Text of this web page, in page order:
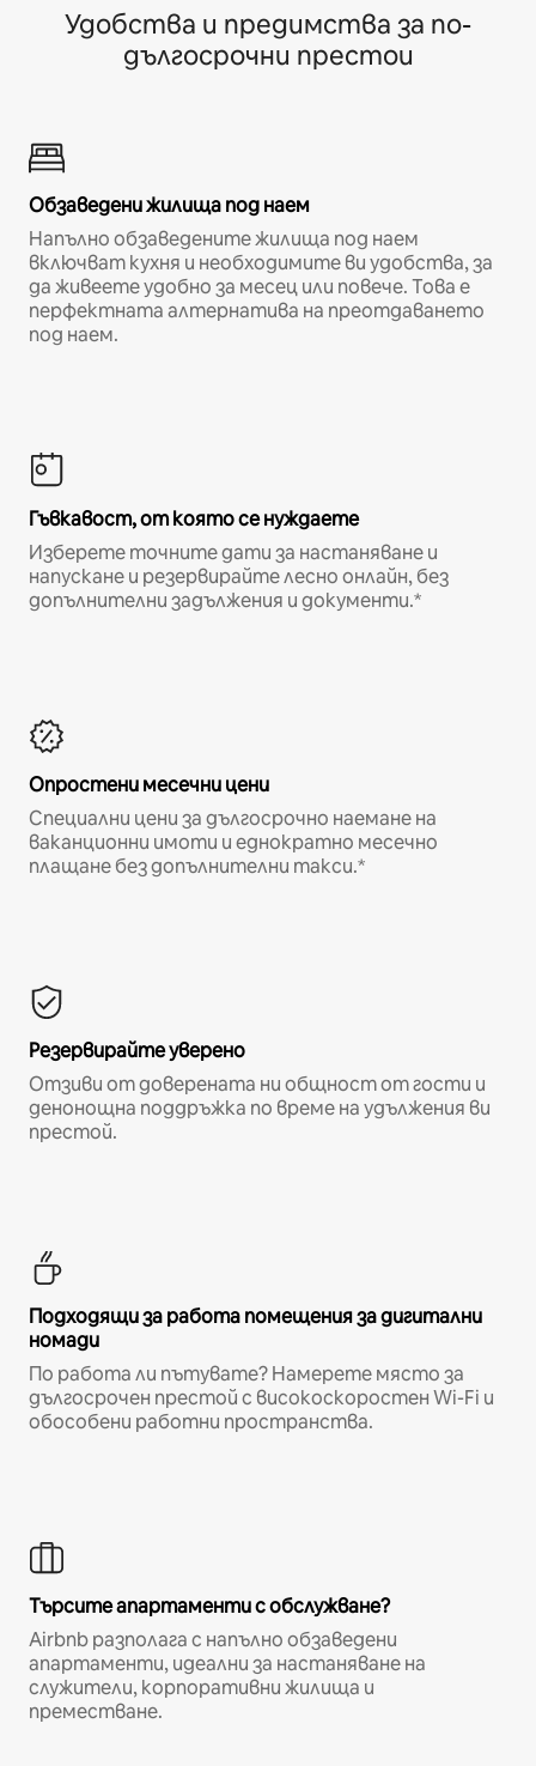
Удобства и предимства за по-
дългосрочни престои
Обзаведени жилища под наем
Напълно обзаведените жилища под наем
включват кухня и необходимите ви удобства, за
да живеете удобно за месец или повече. Това е
перфектната алтернатива на преотдаването
под наем.
Гъвкавост, от която се нуждаете
Изберете точните дати за настаняване и
напускане и резервирайте лесно онлайн, без
допълнителни задължения и документи.*
Опростени месечни цени
Специални цени за дългосрочно наемане на
ваканционни имоти и еднократно месечно
плащане без допълнителни такси.*
Резервирайте уверено
Отзиви от доверената ни общност от гости и
денонощна поддръжка по време на удължения ви
престой.
Подходящи за работа помещения за дигитални
номади
По работа ли пътувате? Намерете място за
дългосрочен престой с високоскоростен Wi-Fi и
обособени работни пространства.
Търсите апартаменти с обслужване?
Airbnb разполага с напълно обзаведени
апартаменти, идеални за настаняване на
служители, корпоративни жилища и
преместване.